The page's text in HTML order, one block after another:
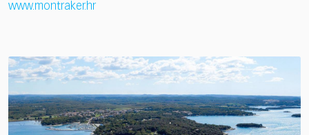
www.montraker.hr